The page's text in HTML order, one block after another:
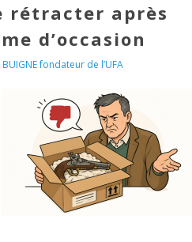
rétracter après
d’occasion
BUIGNE fondateur de l’UFA